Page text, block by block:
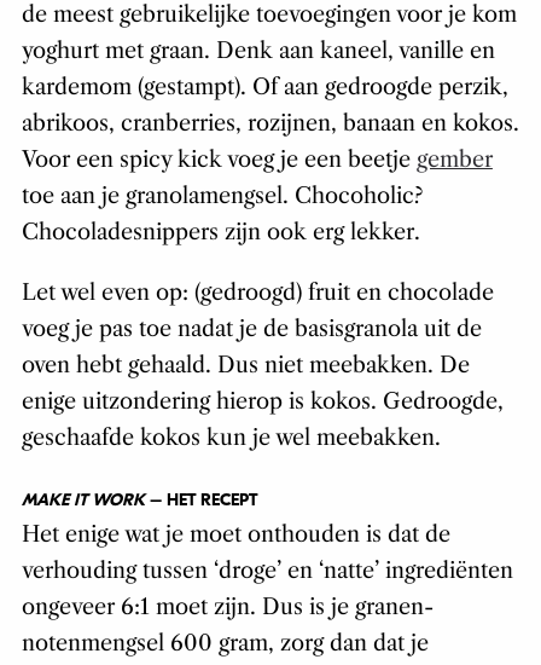
de meest gebruikelijke toevoegingen voor je kom
yoghurt met graan. Denk aan kaneel, vanille en
kardemom (gestampt). Of aan gedroogde perzik,
abrikoos, cranberries, rozijnen, banaan en kokos.
Voor een spicy kick voeg je een beetje gember
toe aan je granolamengsel. Chocoholic?
Chocoladesnippers zijn ook erg lekker.
Let wel even op: (gedroogd) fruit en chocolade
voeg je pas toe nadat je de basisgranola uit de
oven hebt gehaald. Dus niet meebakken. De
enige uitzondering hierop is kokos. Gedroogde,
geschaafde kokos kun je wel meebakken.
MAKE IT WORK– HET RECEPT
Het enige wat je moet onthouden is dat de
verhouding tussen ‘droge’ en ‘natte’ ingrediënten
ongeveer 6:1 moet zijn. Dus is je granen-
notenmengsel 600 gram, zorg dan dat je